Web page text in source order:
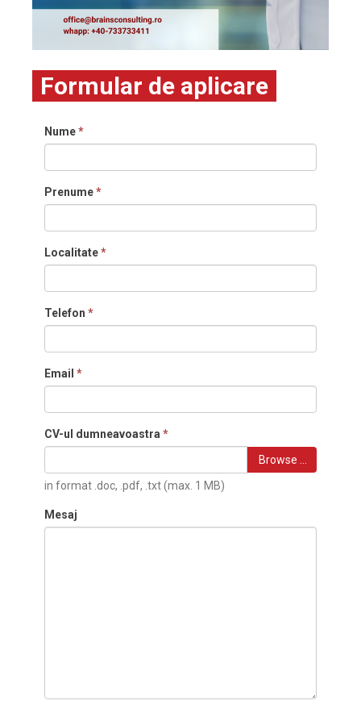
Formular de aplicare
Nume*
Prenume*
Localitate*
Telefon *
Email *
CV-ul dumneavoastra *
Browse …
in format .doc, .pdf, .txt (max. 1 MB)
Mesaj